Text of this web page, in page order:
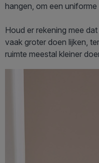
hangen, om een
Houd er rekening mee
vaak groter doen lijken,
ruimte meestal kleiner